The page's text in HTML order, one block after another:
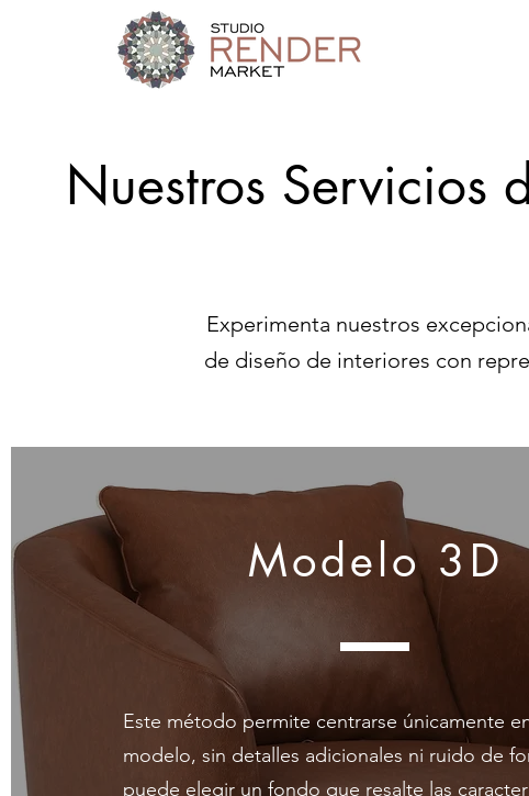
Nuestros Servicios
Experimenta nuestros
de diseño de interiores con
Modelo 3D
Este método permite centrarse únicamente
modelo, sin detalles adicionales ni ruido de
puede elegir un fondo que resalte las